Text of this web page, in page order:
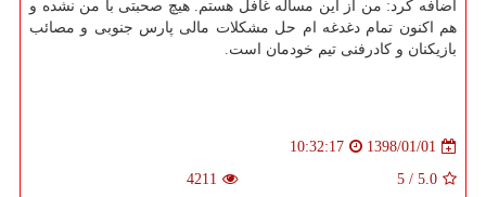
اضافه كرد: من از این مساله غافل هستم. هیچ صحبتی با من نشده و
هم اكنون تمام دغدغه ام حل مشكلات مالی پارس جنوبی و مصائب
بازیكنان و كادرفنی تیم خودمان است.
1398/01/01
10:32:17
5.0
/
5
4211